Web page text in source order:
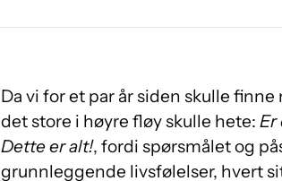
Da vi for et par år siden skulle
det store i høyre fløy skulle hete: Er
Dette er alt!, fordi spørsmålet og
grunnleggende livsfølelser, hvert